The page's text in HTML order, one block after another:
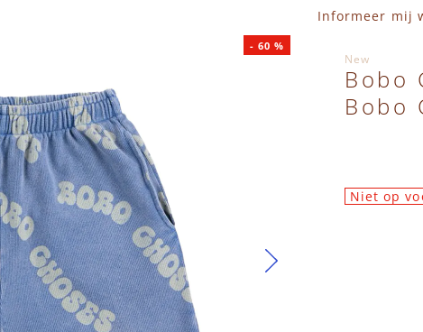
- 60 %
Informeer mij
New
Bobo
Bobo
Niet op